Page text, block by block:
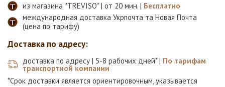
из магазина ''TREVISO'' | от 20 мин. | Бесплатно
международная доставка Укрпочта та Новая Почта
(цена по тарифу)
Доставка по адресу:
доставка по адресу | 5-8 рабочих дней* | По тарифам
транспортной компании
*Срок доставки является ориентировочным, указывается